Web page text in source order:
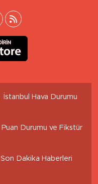
İstanbul Hava Durumu
Puan Durumu ve Fikstür
Son Dakika Haberleri